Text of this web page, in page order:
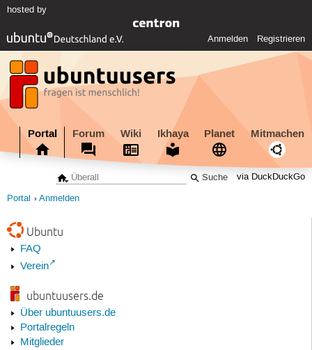
hosted by
Anmelden Registrieren
Portal Forum Wiki Ikhaya Planet Mitmachen
via DuckDuckGo
Portal Anmelden
Ubuntu
FAQ
Verein
ubuntuusers.de
Über ubuntuusers.de
Portalregeln
Mitglieder